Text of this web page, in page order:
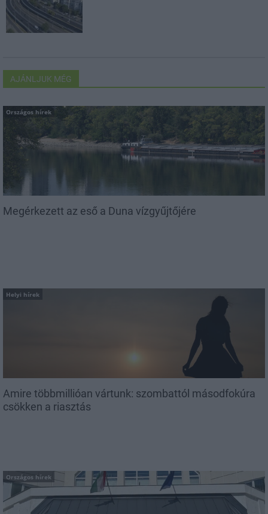
AJÁNLJUK MÉG
Országos hírek
Megérkezett az eső a Duna vízgyűjtőjére
Helyi hírek
Amire többmillióan vártunk: szombattól másodfokúra
csökken a riasztás
Országos hírek